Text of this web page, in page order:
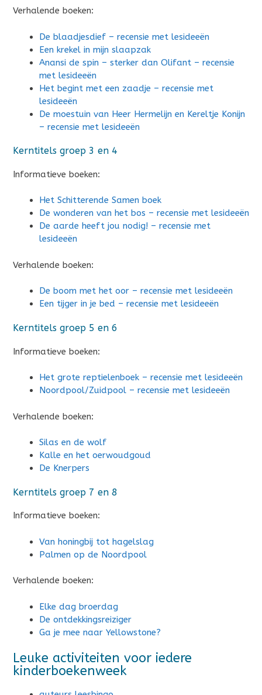
Verhalende boeken:
De blaadjesdief – recensie met lesideeën
Een krekel in mijn slaapzak
Anansi de spin – sterker dan Olifant – recensie
met lesideeën
Het begint met een zaadje – recensie met
lesideeën
De moestuin van Heer Hermelijn en Kereltje Konijn
– recensie met lesideeën
Kerntitels groep 3 en 4
Informatieve boeken:
Het Schitterende Samen boek
De wonderen van het bos – recensie met lesideeën
De aarde heeft jou nodig! – recensie met
lesideeën
Verhalende boeken:
De boom met het oor – recensie met lesideeën
Een tijger in je bed – recensie met lesideeën
Kerntitels groep 5 en 6
Informatieve boeken:
Het grote reptielenboek – recensie met lesideeën
Noordpool/Zuidpool – recensie met lesideeën
Verhalende boeken:
Silas en de wolf
Kalle en het oerwoudgoud
De Knerpers
Kerntitels groep 7 en 8
Informatieve boeken:
Van honingbij tot hagelslag
Palmen op de Noordpool
Verhalende boeken:
Elke dag broerdag
De ontdekkingsreiziger
Ga je mee naar Yellowstone?
Leuke activiteiten voor iedere
kinderboekenweek